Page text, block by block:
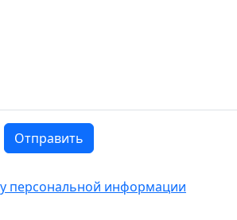
Отправить
персональной информации